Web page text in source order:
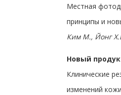
Местная
принципы и
Ким М., Йонг
Новый
Клинические
изменений